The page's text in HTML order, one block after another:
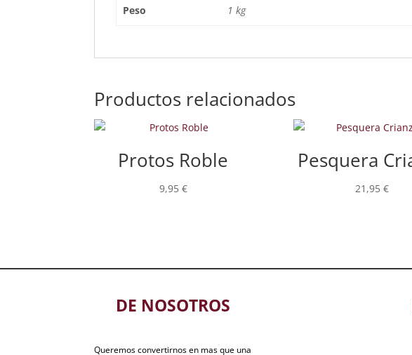
Peso 1 kg
Productos relacionados
Protos Roble
9,95 €
Pesquera
21,95€
DE NOSOTROS
Queremos convertirnos en mas que una